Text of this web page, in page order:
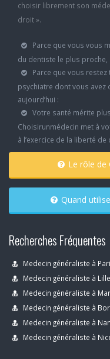
choisir librement son
droit ».
Parce que vous vous
du dentiste le plus proche,
Parce que vous
psychiatre dont vous avez
aujourd’hui :
Votre santé mérite
Choisirunmédecin met à
à l’exercice de la liberté
Recherches Fréquentes
Medecin généraliste à
Medecin généraliste à Lille
Medecin généraliste à
Medecin généraliste à
Medecin généraliste à
Medecin généraliste à